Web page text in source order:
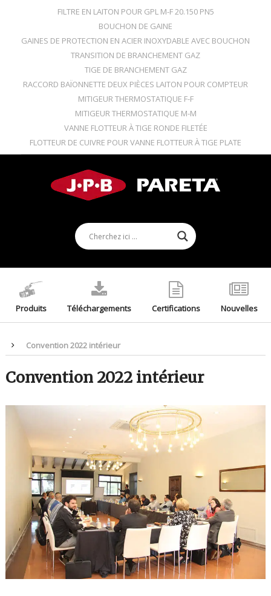
FILTRE EN LAITON POUR GPL M-F 20.150 PN5
BOUCHON DE GAINE
GAINES DE PROTECTION EN ACIER INOXYDABLE AVEC BOUCHON
TRANSITION DE BRANCHEMENT GAZ
TIGE DE BRANCHEMENT GAZ
RACCORD BAÏONNETTE DEUX PIÈCES LAITON POUR COMPTEUR
MITIGEUR THERMOSTATIQUE F-F
MITIGEUR THERMOSTATIQUE M-M
VANNE FLOTTEUR À TIGE RONDE FILETÉE
FLOTTEUR DE CUIVRE POUR VANNE FLOTTEUR À TIGE PLATE
Produits Téléchargements Certifications Nouvelles
Convention 2022 intérieur
Convention 2022 intérieur